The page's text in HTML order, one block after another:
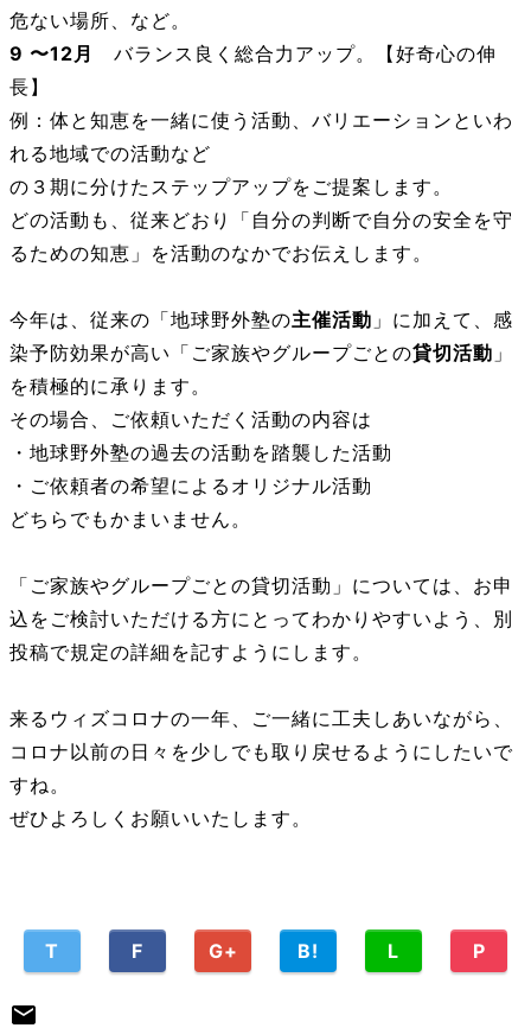
危ない場所、など。
9 〜12月
バランス良く総合力アップ。【好奇心の伸
長】
例：体と知恵を一緒に使う活動、バリエーションといわ
れる地域での活動など
の３期に分けたステップアップをご提案します。
どの活動も、従来どおり「自分の判断で自分の安全を守
るための知恵」を活動のなかでお伝えします。
今年は、従来の「地球野外塾の主催活動 」に加えて、感
染予防効果が高い「ご家族やグループごとの貸切活動 」
を積極的に承ります。
その場合、ご依頼いただく活動の内容は
・地球野外塾の過去の活動を踏襲した活動
・ご依頼者の希望によるオリジナル活動
どちらでもかまいません。
「ご家族やグループごとの貸切活動」については、お申
込をご検討いただける方にとってわかりやすいよう、別
投稿で規定の詳細を記すようにします。
来るウィズコロナの一年、ご一緒に工夫しあいながら、
コロナ以前の日々を少しでも取り戻せるようにしたいで
すね。
ぜひよろしくお願いいたします。
T F G+ B! L P